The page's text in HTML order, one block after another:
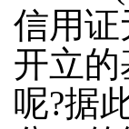
信用
开立
呢?据